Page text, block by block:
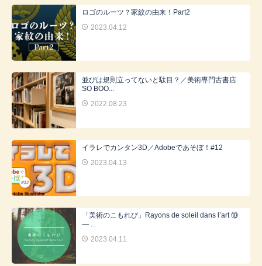
ロゴのルーツ？家紋の由来！Part2
2023.04.12
並びは規則立ってないと駄目？／美術専門古書店
SO BOO...
2022.08.23
イラレでカンタン3D／Adobeであそぼ！#12
2023.04.13
「美術のこもれび」Rayons de soleil dans l’art ⑩
― ...
2023.04.11